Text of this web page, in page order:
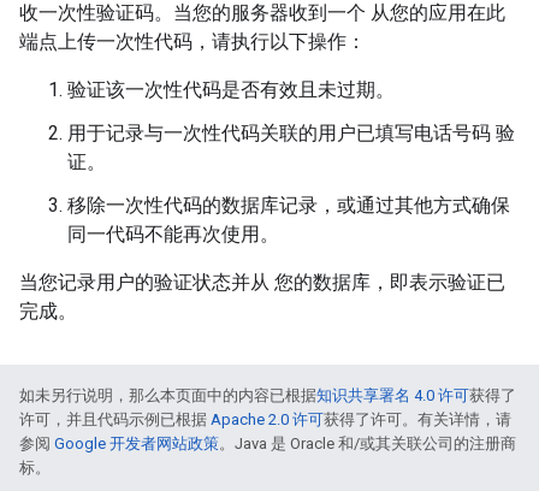
收一次性验证码。当您的服务器收到一个 从您的应用在此
端点上传一次性代码，请执行以下操作：
验证该一次性代码是否有效且未过期。
用于记录与一次性代码关联的用户已填写电话号码 验
证。
移除一次性代码的数据库记录，或通过其他方式确保
同一代码不能再次使用。
当您记录用户的验证状态并从 您的数据库，即表示验证已
完成。
如未另行说明，那么本页面中的内容已根据知识共享署名 4.0 许可获得了
许可，并且代码示例已根据 Apache 2.0 许可获得了许可。有关详情，请
参阅 Google 开发者网站政策。Java 是 Oracle 和/或其关联公司的注册商
标。